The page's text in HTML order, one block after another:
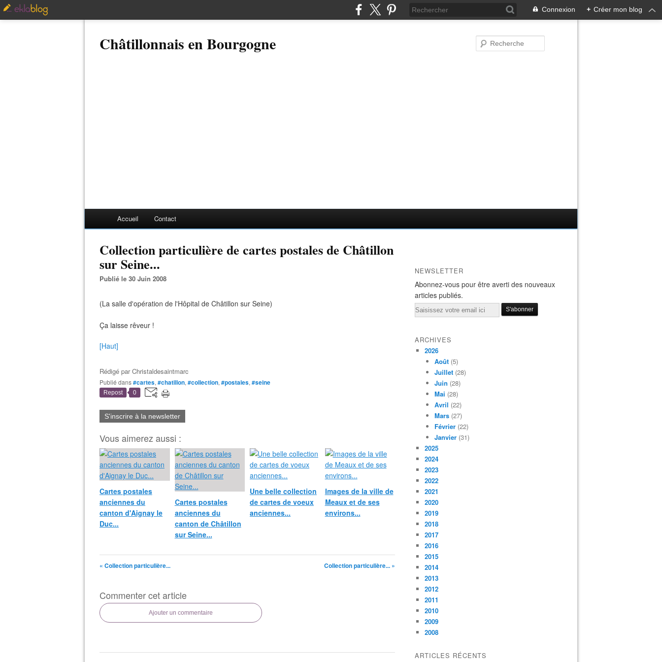
Connexion + Créer mon blog
Châtillonnais en Bourgogne
Accueil Contact
Collection particulière de cartes postales de Châtillon
sur Seine...
Publié le 30 Juin 2008
(La salle d'opération de l'Hôpital de Châtillon sur Seine)
Ça laisse rêveur !
[Haut]
Rédigé parChristaldesaintmarc
Publié dans#cartes, #chatillon, #collection, #postales, #seine
Repost 0
S'inscrire à la newsletter
Vous aimerez aussi :
Cartes postales
anciennes du
canton d'Aignay le
Duc...
Cartes postales
anciennes du
canton de Châtillon
sur Seine...
Une belle collection
de cartes de voeux
anciennes...
Images de la ville de
Meaux et de ses
environs...
« Collection particulière... Collection particulière... »
Commenter cet article
Ajouter un commentaire
NEWSLETTER
Abonnez-vous pour être averti des nouveaux
articles publiés.
Email
ARCHIVES
2026
Août (5)
Juillet (28)
Juin (28)
Mai (28)
Avril (22)
Mars (27)
Février (22)
Janvier (31)
2025
2024
2023
2022
2021
2020
2019
2018
2017
2016
2015
2014
2013
2012
2011
2010
2009
2008
ARTICLES RÉCENTS